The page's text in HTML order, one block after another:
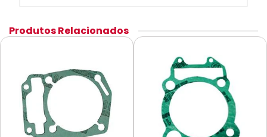
Produtos Relacionados